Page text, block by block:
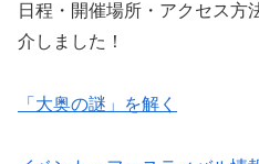
日程・開催場所・アクセス方
介しました！
「大奥の謎」を解く